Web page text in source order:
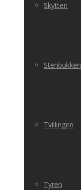
Skytten
Stenbukken
Tvillingen
Tyren